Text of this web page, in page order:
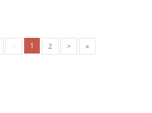
< 1 2 > »